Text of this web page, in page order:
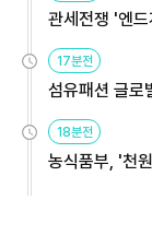
관세전쟁 '엔
용해야
17분전
섬유패션 글
원
18분전
농식품부, '천